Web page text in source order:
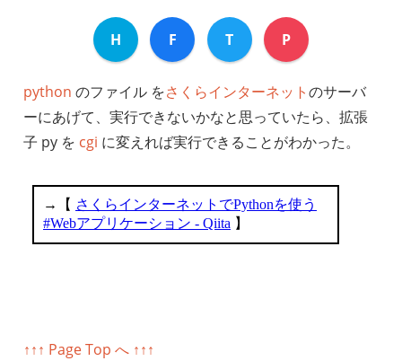
H F T P
python のファイル をさくらインターネットのサーバ
ーにあげて、実行できないかなと思っていたら、拡張
子 py を cgi に変えれば実行できることがわかった。
↑↑↑ Page Top へ ↑↑↑